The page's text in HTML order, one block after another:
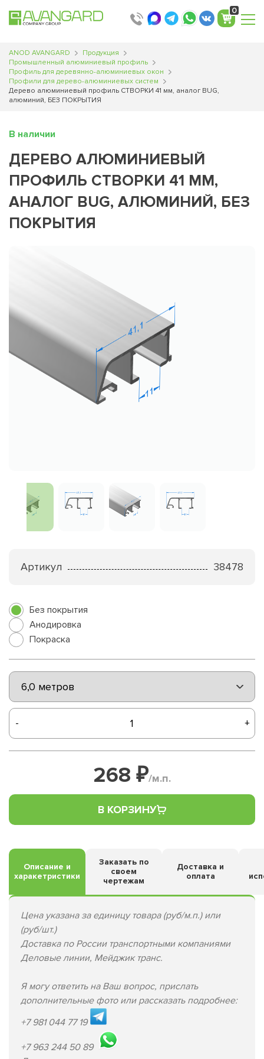
0
ANOD AVANGARD
Продукция
Промышленный алюминиевый профиль
Профиль для деревянно-алюминиевых окон
Профили для дерево-алюминиевых систем
Дерево алюминиевый профиль СТВОРКИ 41 мм, аналог BUG,
алюминий, БЕЗ ПОКРЫТИЯ
В наличии
ДЕРЕВО АЛЮМИНИЕВЫЙ
ПРОФИЛЬ СТВОРКИ 41 ММ,
АНАЛОГ BUG, АЛЮМИНИЙ, БЕЗ
ПОКРЫТИЯ
Артикул 38478
Без покрытия
Анодировка
Покраска
- +
268 ₽/м.п.
В КОРЗИНУ
Описание и
харакетристики
Заказать по
своем
чертежам
Доставка и
оплата
Цена указана за единицу товара (руб/м.п.) или
(руб/шт.)
Доставка по России транспортными компаниями
Деловые линии, Мейджик транс.
Я могу ответить на Ваш вопрос, прислать
дополнительные фото или рассказать подробнее:
+7 981 044 77 19
+7 963 244 50 89